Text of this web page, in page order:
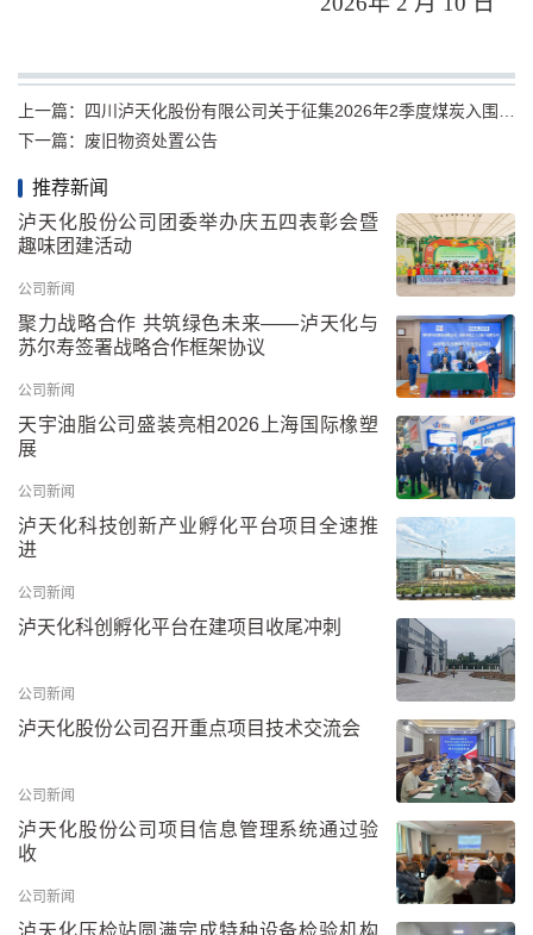
上一篇：
四川泸天化股份有限公司关于征集2026年2季度煤炭入围供应商的公告
下一篇： 废旧物资处置公告
推荐新闻
泸天化股份公司团委举办庆五四表彰会暨
趣味团建活动
公司新闻
聚力战略合作 共筑绿色未来——泸天化与
苏尔寿签署战略合作框架协议
公司新闻
天宇油脂公司盛装亮相2026上海国际橡塑
展
公司新闻
泸天化科技创新产业孵化平台项目全速推
进
公司新闻
泸天化科创孵化平台在建项目收尾冲刺
公司新闻
泸天化股份公司召开重点项目技术交流会
公司新闻
泸天化股份公司项目信息管理系统通过验
收
公司新闻
泸天化压检站圆满完成特种设备检验机构